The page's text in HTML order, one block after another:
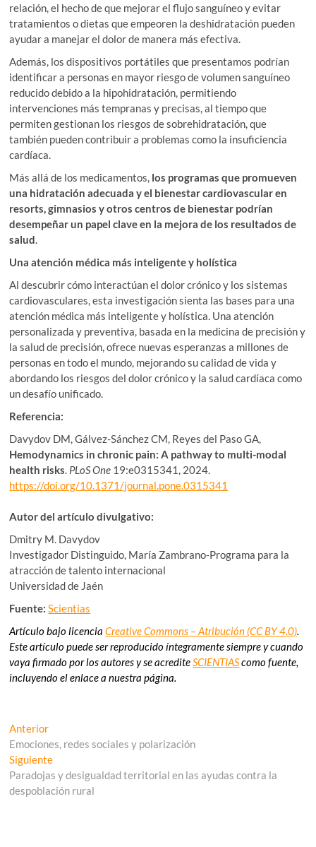
relación, el hecho de que mejorar el flujo sanguíneo y evitar
tratamientos o dietas que empeoren la deshidratación pueden
ayudar a manejar el dolor de manera más efectiva.
Además, los dispositivos portátiles que presentamos podrían
identificar a personas en mayor riesgo de volumen sanguíneo
reducido debido a la hipohidratación, permitiendo
intervenciones más tempranas y precisas, al tiempo que
permiten gestionan los riesgos de sobrehidratación, que
también pueden contribuir a problemas como la insuficiencia
cardíaca.
Más allá de los medicamentos, los programas que promueven
una hidratación adecuada y el bienestar cardiovascular en
resorts, gimnasios y otros centros de bienestar podrían
desempeñar un papel clave en la mejora de los resultados de
salud.
Una atención médica más inteligente y holística
Al descubrir cómo interactúan el dolor crónico y los sistemas
cardiovasculares, esta investigación sienta las bases para una
atención médica más inteligente y holística. Una atención
personalizada y preventiva, basada en la medicina de precisión y
la salud de precisión, ofrece nuevas esperanzas a millones de
personas en todo el mundo, mejorando su calidad de vida y
abordando los riesgos del dolor crónico y la salud cardíaca como
un desafío unificado.
Referencia:
Davydov DM, Gálvez-Sánchez CM, Reyes del Paso GA,
Hemodynamics in chronic pain: A pathway to multi-modal
health risks. PLoS One 19:e0315341, 2024.
https://doi.org/10.1371/journal.pone.0315341
Autor del artículo divulgativo:
Dmitry M. Davydov
Investigador Distinguido, María Zambrano-Programa para la
atracción de talento internacional
Universidad de Jaén
Fuente: Scientias
Artículo bajo licenciaCreative Commons – Atribución (CC BY 4.0).
Este artículo puede ser reproducido íntegramente siempre y cuando
vaya firmado por los autores y se acrediteSCIENTIAScomo fuente,
incluyendo el enlace a nuestra página.
Navegación
de
entradas
AnteriorEntrada
anterior:
Emociones, redes sociales y polarización
SiguienteEntrada
siguiente:
Paradojas y desigualdad territorial en las ayudas contra la
despoblación rural